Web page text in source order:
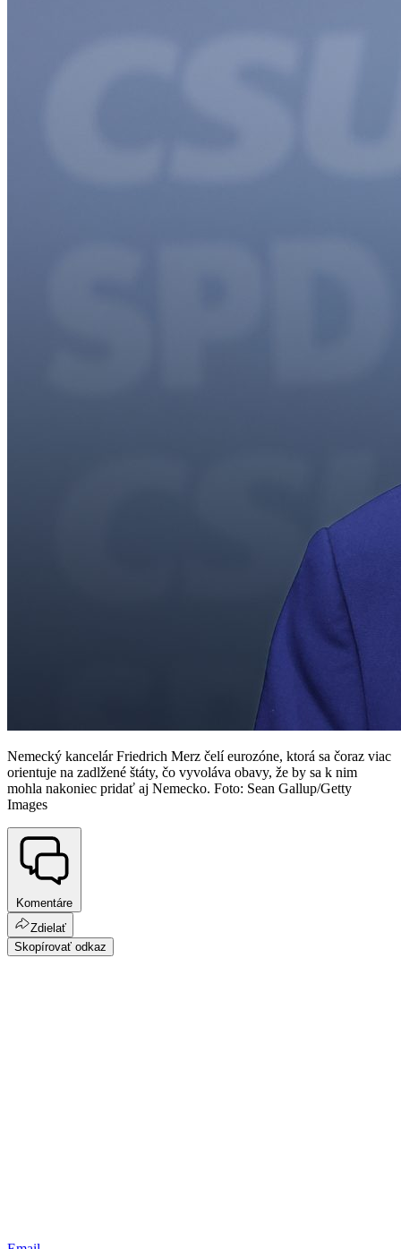
Nemecký kancelár Friedrich Merz čelí eurozóne, ktorá sa čoraz viac
orientuje na zadlžené štáty, čo vyvoláva obavy, že by sa k nim
mohla nakoniec pridať aj Nemecko. Foto: Sean Gallup/Getty
Images
Komentáre
Zdielať
Skopírovať odkaz